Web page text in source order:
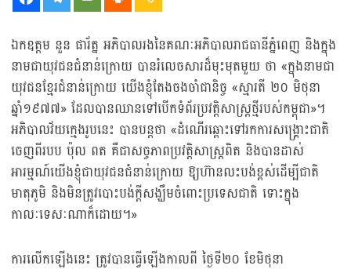
ឯកឧត្តម នួន ផារ័ត្ន អភិបាលរងនៃគណៈអភិបាលរាជធានីភ្នំពេញ និងក្នុង
នាមជាយុវជនជំនាន់ក្រោយ បានរំលេចសារដ៏មុះមុតមួយ ថា «ក្នុងនាមជា
យុវជនខ្មែរជំនាន់ក្រោយ យើងខ្ញុំតែងចងចាំជានិច្ច «ស្មារតី ២០ មិថុនា
ឆ្នាំ១៩៧៧» ដែលបានឈានទៅបើកទំព័រប្រវត្តិសាស្ត្រថ្មីរបស់កម្ពុជា»។
អភិបាលវ័យក្មេងរូបនេះ បានបន្តថា «ដំណើរឆ្ពោះទៅរកការសង្រ្គោះជាតិ
ចេញពីរបប ប៉ុល ពត គឺជាសច្ចភាពប្រវត្តិសាស្ត្រពិត និងបានដាស់
អារម្មណ៍យើងខ្ញុំជាយុវជនជំនាន់ក្រោយ ឱ្យហ៊ានលះបង់ខ្ពស់ដើម្បីជាតិ
មាតុភូមិ និងមិនត្រូវបោះបង់ក្តីសង្ឃឹមចំពោះប្រទេសជាតិ ទោះក្នុង
កាលៈទេសៈណាក៏ដោយ។»
ការលើកឡើងនេះ ត្រូវបានធ្វើឡើងកាលពី ថ្ងៃទី២០ ខែមិថុនា